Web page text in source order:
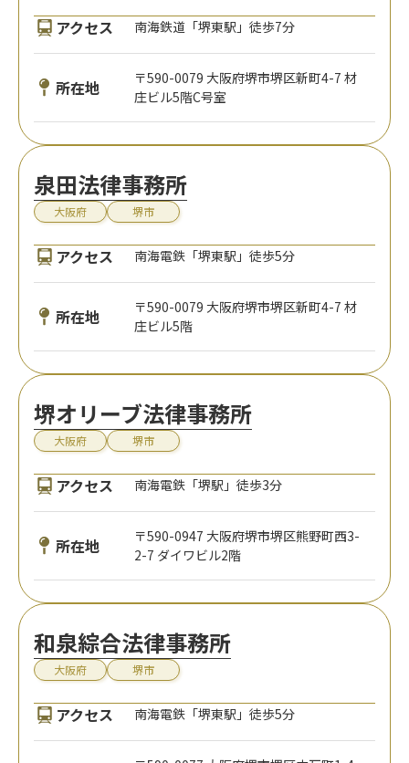
アクセス 南海鉄道「堺東駅」徒歩7分
所在地
〒590-0079 大阪府堺市堺区新町4-7 材
庄ビル5階C号室
泉田法律事務所
大阪府 堺市
アクセス 南海電鉄「堺東駅」徒歩5分
所在地
〒590-0079 大阪府堺市堺区新町4-7 材
庄ビル5階
堺オリーブ法律事務所
大阪府 堺市
アクセス 南海電鉄「堺駅」徒歩3分
所在地
〒590-0947 大阪府堺市堺区熊野町西3-
2-7 ダイワビル2階
和泉綜合法律事務所
大阪府 堺市
アクセス 南海電鉄「堺東駅」徒歩5分